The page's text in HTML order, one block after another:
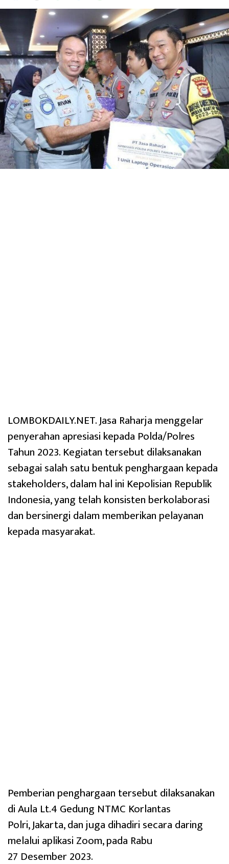
LOMBOKDAILY.NET. Jasa Raharja menggelar
penyerahan apresiasi kepada Polda/Polres
Tahun 2023. Kegiatan tersebut dilaksanakan
sebagai salah satu bentuk penghargaan kepada
stakeholders, dalam hal ini Kepolisian Republik
Indonesia, yang telah konsisten berkolaborasi
dan bersinergi dalam memberikan pelayanan
kepada masyarakat.
Pemberian penghargaan tersebut dilaksanakan
di Aula Lt.4 Gedung NTMC Korlantas
Polri, Jakarta, dan juga dihadiri secara daring
melalui aplikasi Zoom, pada Rabu
27 Desember 2023.